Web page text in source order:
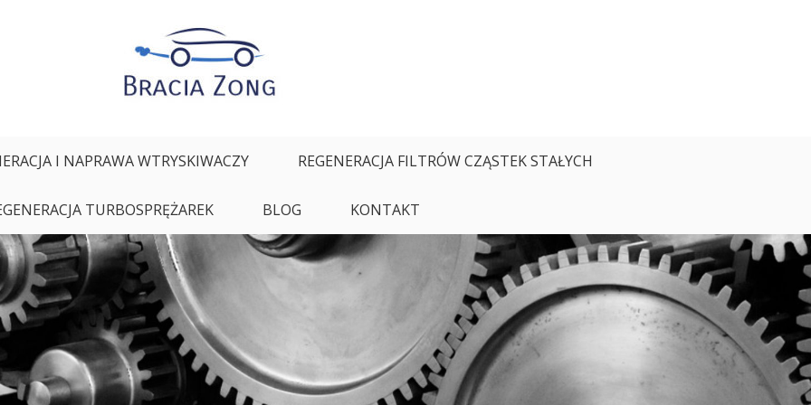
I NAPRAWA WTRYSKIWACZY REGENERACJA FILTRÓW CZĄSTEK STAŁYCH
TURBOSPRĘŻAREK BLOG KONTAKT